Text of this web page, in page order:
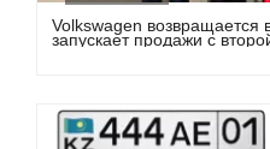
Volkswagen возвращается
запускает продажи с